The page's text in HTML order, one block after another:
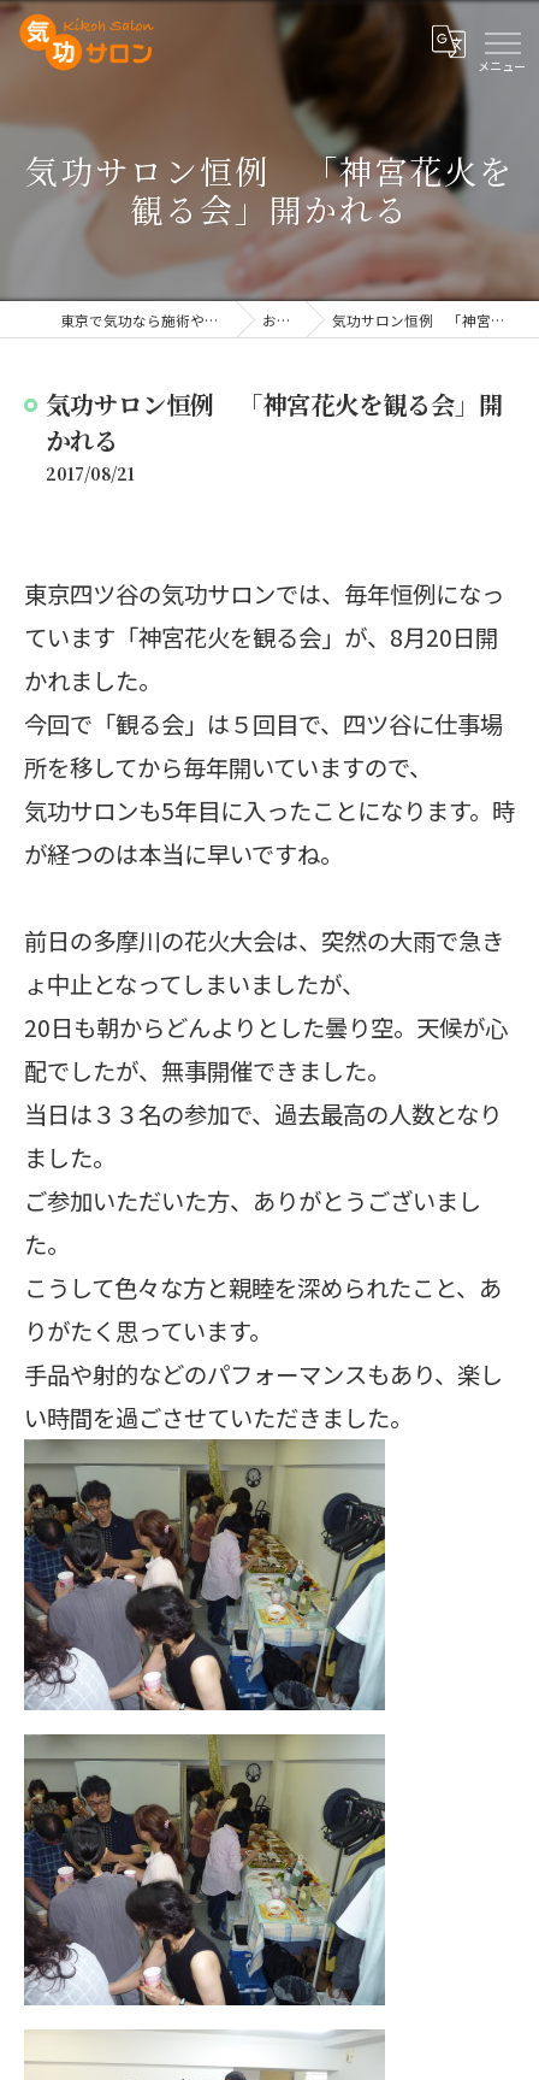
気功サロン恒例 「神宮花火を
観る会」開かれる
東京で気功なら施術や講座を行う気功サロン お知らせ 気功サロン恒例 「神宮花火を観る会」開かれる
気功サロン恒例 「神宮花火を観る会」開
かれる
2017/08/21
東京四ツ谷の気功サロンでは、毎年恒例になっ
ています「神宮花火を観る会」が、8月20日開
かれました。
今回で「観る会」は５回目で、四ツ谷に仕事場
所を移してから毎年開いていますので、
気功サロンも5年目に入ったことになります。時
が経つのは本当に早いですね。
前日の多摩川の花火大会は、突然の大雨で急き
ょ中止となってしまいましたが、
20日も朝からどんよりとした曇り空。天候が心
配でしたが、無事開催できました。
当日は３３名の参加で、過去最高の人数となり
ました。
ご参加いただいた方、ありがとうございまし
た。
こうして色々な方と親睦を深められたこと、あ
りがたく思っています。
手品や射的などのパフォーマンスもあり、楽し
い時間を過ごさせていただきました。